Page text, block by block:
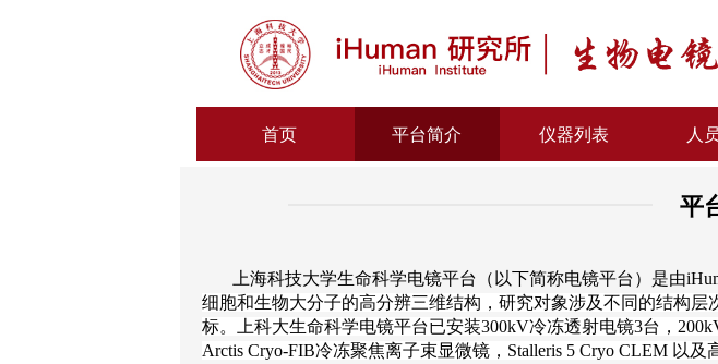
首页 平台简介 仪器列表 人
平
上海科技大学生命科学电镜平台（以下简称电镜平台）是由
细胞和生物大分子的高分辨三维结构，研究对象涉及不同的结构
标。上科大生命科学电镜平台已安装300kV冷冻透射电镜3台，
Arctis Cryo-FIB冷冻聚焦离子束显微镜，Stalleris 5 Cryo CLEM 以